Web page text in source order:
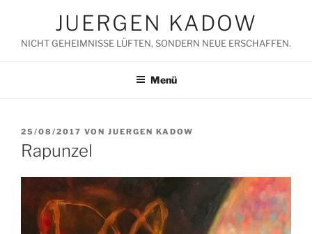
springen
JUERGEN KADOW
NICHT GEHEIMNISSE LÜFTEN, SONDERN NEUE ERSCHAFFEN.
Menü
VERÖFFENTLICHT
AM
25/08/2017 VON JUERGEN KADOW
Rapunzel